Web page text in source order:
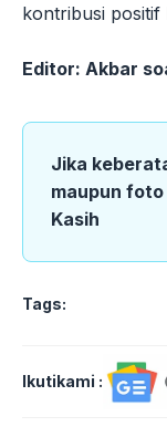
kontribusi positif
Editor: Akbar
Jika
maupun foto
Kasih
Tags:
Ikutikami :